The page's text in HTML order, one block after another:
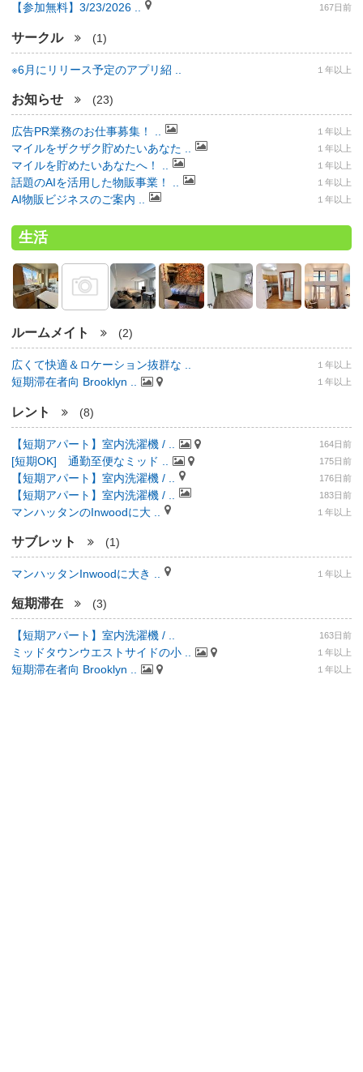
【参加無料】3/23/2026 .. 167日前
サークル (1)
※6月にリリース予定のアプリ紹 .. １年以上
お知らせ (23)
広告PR業務のお仕事募集！ .. １年以上
マイルをザクザク貯めたいあなた .. １年以上
マイルを貯めたいあなたへ！ .. １年以上
話題のAIを活用した物販事業！ .. １年以上
AI物販ビジネスのご案内 .. １年以上
生活
ルームメイト (2)
広くて快適＆ロケーション抜群な .. １年以上
短期滞在者向 Brooklyn .. １年以上
レント (8)
【短期アパート】室内洗濯機 / .. 164日前
[短期OK] 通勤至便なミッド .. 175日前
【短期アパート】室内洗濯機 / .. 176日前
【短期アパート】室内洗濯機 / .. 183日前
マンハッタンのInwoodに大 .. １年以上
サブレット (1)
マンハッタンInwoodに大き .. １年以上
短期滞在 (3)
【短期アパート】室内洗濯機 / .. 163日前
ミッドタウンウエストサイドの小 .. １年以上
短期滞在者向 Brooklyn .. １年以上